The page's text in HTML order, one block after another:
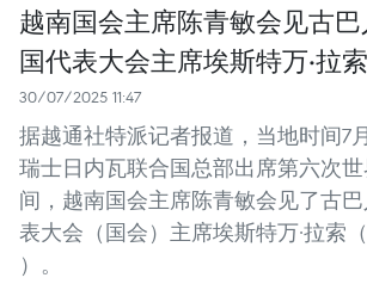
越南国会主席陈青敏会见古
国代表大会主席埃斯特万·拉索
30/07/2025 11:47
据越通社特派记者报道，当地时间7
瑞士日内瓦联合国总部出席第六次
间，越南国会主席陈青敏会见了古
表大会（国会）主席埃斯特万·拉索
）。